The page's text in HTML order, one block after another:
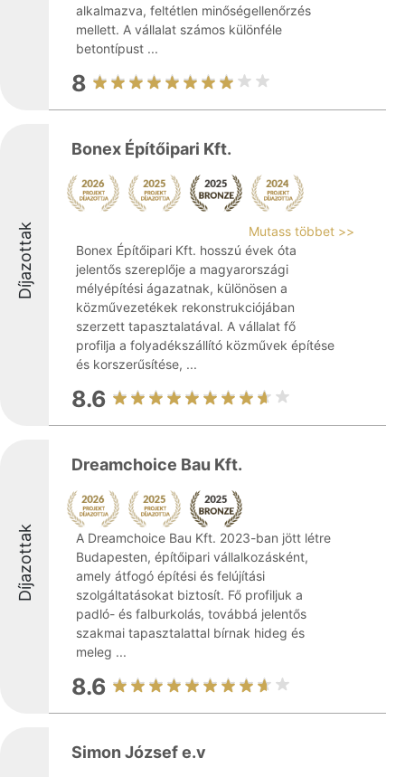
alkalmazva, feltétlen minőségellenőrzés
mellett. A vállalat számos különféle
betontípust ...
8
Díjazottak
Bonex Építőipari Kft.
Mutass többet >>
Bonex Építőipari Kft. hosszú évek óta
jelentős szereplője a magyarországi
mélyépítési ágazatnak, különösen a
közművezetékek rekonstrukciójában
szerzett tapasztalatával. A vállalat fő
profilja a folyadékszállító közművek építése
és korszerűsítése, ...
8.6
Díjazottak
Dreamchoice Bau Kft.
A Dreamchoice Bau Kft. 2023-ban jött létre
Budapesten, építőipari vállalkozásként,
amely átfogó építési és felújítási
szolgáltatásokat biztosít. Fő profiljuk a
padló- és falburkolás, továbbá jelentős
szakmai tapasztalattal bírnak hideg és
meleg ...
8.6
Simon József e.v